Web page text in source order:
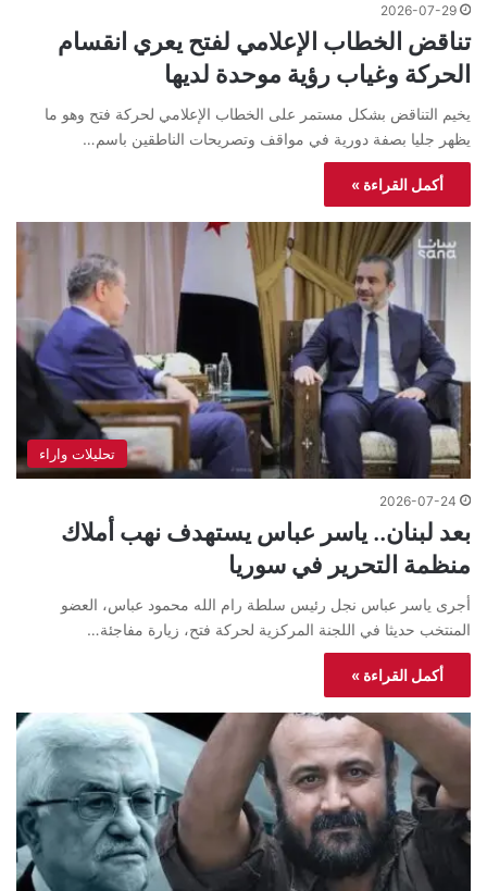
2026-07-29
تناقض الخطاب الإعلامي لفتح يعري انقسام
الحركة وغياب رؤية موحدة لديها
يخيم التناقض بشكل مستمر على الخطاب الإعلامي لحركة فتح وهو ما
يظهر جليا بصفة دورية في مواقف وتصريحات الناطقين باسم…
أكمل القراءة »
تحليلات واراء
2026-07-24
بعد لبنان.. ياسر عباس يستهدف نهب أملاك
منظمة التحرير في سوريا
أجرى ياسر عباس نجل رئيس سلطة رام الله محمود عباس، العضو
المنتخب حديثا في اللجنة المركزية لحركة فتح، زيارة مفاجئة…
أكمل القراءة »